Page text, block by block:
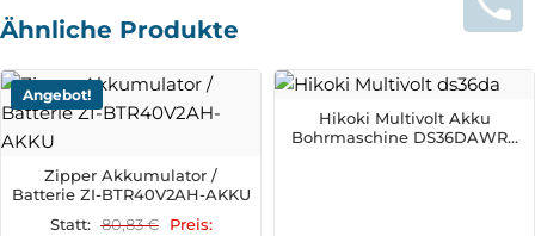
Ähnliche Produkte
Angebot!
Zipper Akkumulator /
Batterie ZI-BTR40V2AH-AKKU
Statt: 80,83€ Preis:
Hikoki Multivolt Akku
Bohrmaschine DS36DAWRZ